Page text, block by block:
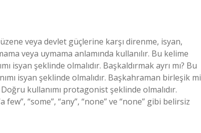
veya devlet güçlerine karşı direnme, isyan,
veya uymama anlamında kullanılır. Bu kelime
isyan şeklinde olmalıdır. Başkaldırmak ayrı mı? Bu
isyan şeklinde olmalıdır. Başkahraman birleşik mi
kullanımı protagonist şeklinde olmalıdır.
few”, “some”, “any”, “none” ve “none” gibi belirsiz